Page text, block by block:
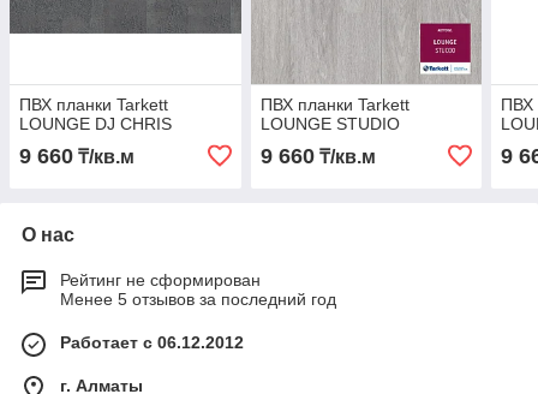
ПВХ планки Tarkett
LOUNGE DJ CHRIS
9 660 ₸/кв.м
ПВХ планки Tarkett
LOUNGE STUDIO
9 660₸/кв.м
ПВХ
9
О нас
Рейтинг не сформирован
Менее 5 отзывов за последний год
Работает с 06.12.2012
г. Алматы